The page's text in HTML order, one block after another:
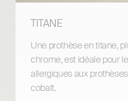
TITANE
Une prothèse en titane,
chrome, est idéale pour
allergiques aux
cobalt.